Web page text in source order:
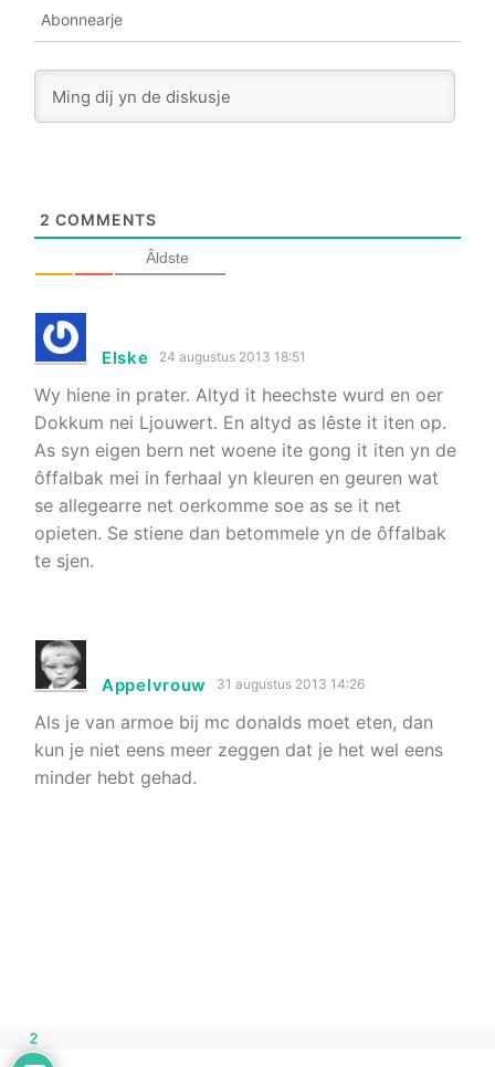
Abonnearje
2 COMMENTS
Âldste
Elske 24 augustus 2013 18:51
Wy hiene in prater. Altyd it heechste wurd en oer
Dokkum nei Ljouwert. En altyd as lêste it iten op.
As syn eigen bern net woene ite gong it iten yn de
ôffalbak mei in ferhaal yn kleuren en geuren wat
se allegearre net oerkomme soe as se it net
opieten. Se stiene dan betommele yn de ôffalbak
te sjen.
Appelvrouw 31 augustus 2013 14:26
Als je van armoe bij mc donalds moet eten, dan
kun je niet eens meer zeggen dat je het wel eens
minder hebt gehad.
2